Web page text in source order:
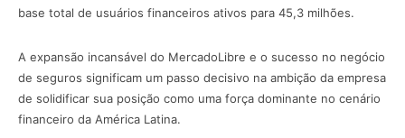
base total de usuários financeiros ativos para 45,3 milhões.
A expansão incansável do MercadoLibre e o sucesso no negócio
de seguros significam um passo decisivo na ambição da empresa
de solidificar sua posição como uma força dominante no cenário
financeiro da América Latina.